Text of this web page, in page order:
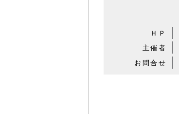
ＨＰ
主催者
お問合せ